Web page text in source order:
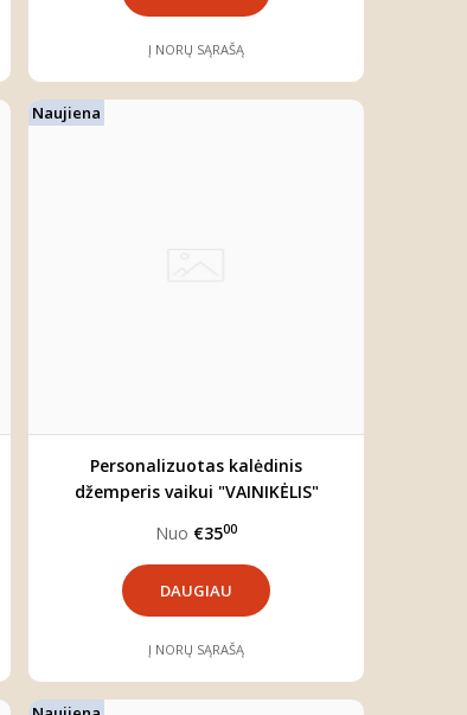
Į NORŲ SĄRAŠĄ
Naujiena
Personalizuotas kalėdinis
džemperis vaikui "VAINIKĖLIS"
Nuo €3500
DAUGIAU
Į NORŲ SĄRAŠĄ